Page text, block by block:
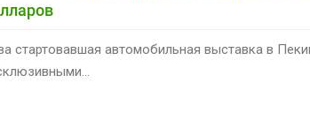
стартовавшая автомобильная выставка в